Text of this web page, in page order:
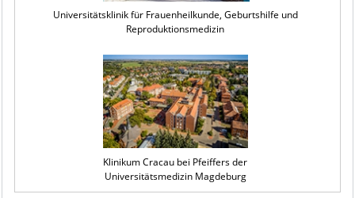
Universitätsklinik für Frauenheilkunde, Geburtshilfe und
Reproduktionsmedizin
Klinikum Cracau bei Pfeiffers der
Universitätsmedizin Magdeburg